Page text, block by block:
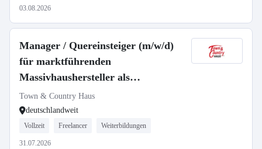
03.08.2026
Manager / Quereinsteiger (m/w/d)
für marktführenden
Massivhaushersteller als
selbstständiger Gebietsleiter
Town & Country Haus
deutschlandweit
Vollzeit Freelancer Weiterbildungen
31.07.2026